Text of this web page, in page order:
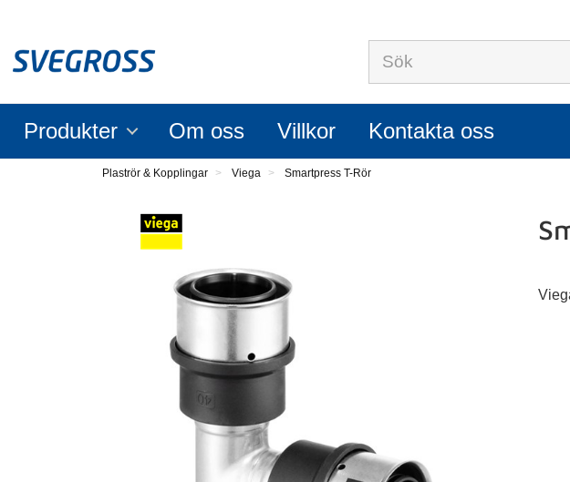
Produkter Om oss Villkor Kontakta oss
Plaströr & Kopplingar Viega Smartpress T-Rör